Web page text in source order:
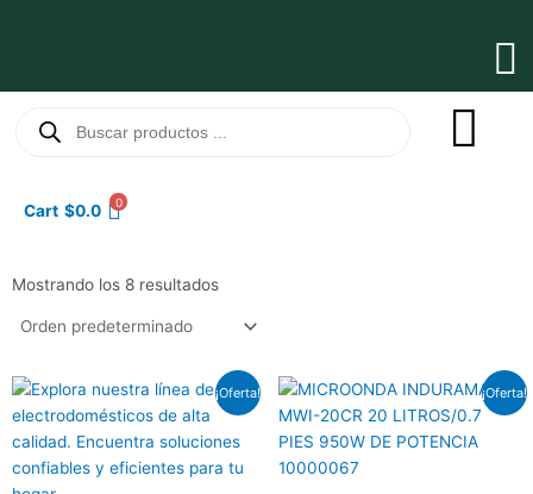
productos
Cart $0.0 0
Mostrando los 8 resultados
¡Oferta!
El
original
era:
$139.0.
El
actual
es:
$107.5.
¡Oferta!
El
original
era:
$158.5.
El
actual
es: